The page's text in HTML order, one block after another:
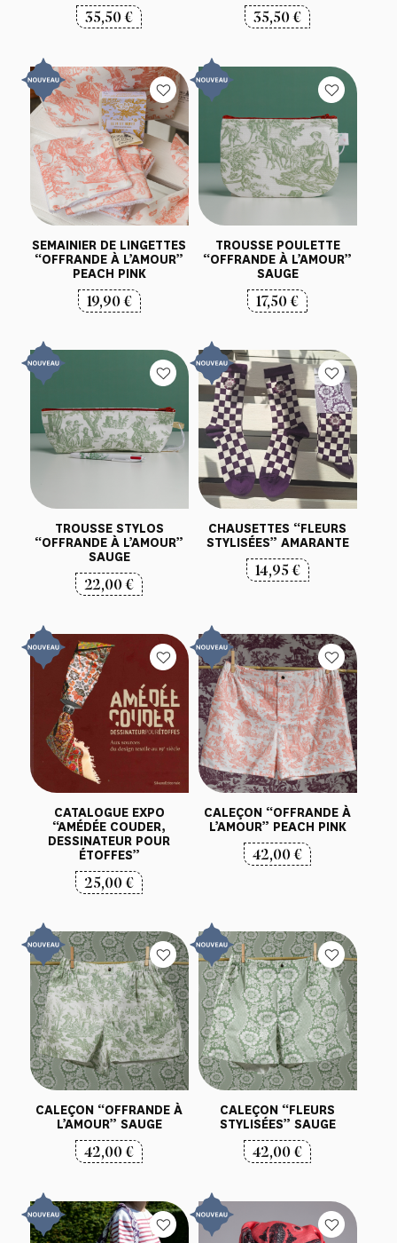
35,50€ 35,50€
SEMAINIER DE LINGETTES
“OFFRANDE À L’AMOUR”
PEACH PINK
19,90€
TROUSSE POULETTE
“OFFRANDE À L’AMOUR”
SAUGE
17,50€
TROUSSE STYLOS
“OFFRANDE À L’AMOUR”
SAUGE
22,00€
CHAUSETTES “FLEURS
STYLISÉES” AMARANTE
14,95 €
CATALOGUE EXPO
“AMÉDÉE COUDER,
DESSINATEUR POUR
ÉTOFFES”
25,00€
CALEÇON “OFFRANDE À
L’AMOUR” PEACH PINK
42,00€
CALEÇON “OFFRANDE À
L’AMOUR” SAUGE
42,00€
CALEÇON “FLEURS
STYLISÉES” SAUGE
42,00€